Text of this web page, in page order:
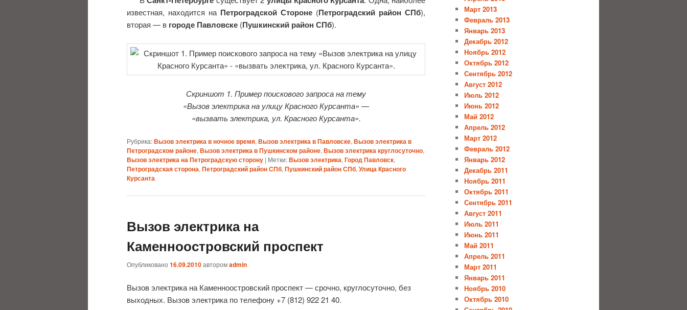
известная, находится на Петроградской Стороне (Петроградский район СПб),
вторая — в городе Павловске (Пушкинский район СПб).
Скриншот 1. Пример поискового запроса на тему
«Вызов электрика на улицу Красного Курсанта» —
«вызвать электрика, ул. Красного Курсанта».
Рубрика:Вызов электрика в ночное время,Вызов электрика в Павловске,Вызов электрика в
Петроградском районе,Вызов электрика в Пушкинском районе,Вызов электрика круглосуточно,
Вызов электрика на Петроградскую сторону | Метки:Вызов электрика,Город Павловск,
Петроградская сторона,Петроградский район СПб,Пушкинский район СПб,Улица Красного
Курсанта
Вызов электрика на
Каменноостровский проспект
Опубликовано 16.09.2010авторомadmin
Вызов электрика на Каменноостровский проспект — срочно, круглосуточно, без
выходных. Вызов электрика по телефону +7 (812) 922 21 40.
Март 2013
Февраль 2013
Январь 2013
Декабрь 2012
Ноябрь 2012
Октябрь 2012
Сентябрь 2012
Август 2012
Июль 2012
Июнь 2012
Май 2012
Апрель 2012
Март 2012
Февраль 2012
Январь 2012
Декабрь 2011
Ноябрь 2011
Октябрь 2011
Сентябрь 2011
Август 2011
Июль 2011
Июнь 2011
Май 2011
Апрель 2011
Март 2011
Январь 2011
Ноябрь 2010
Октябрь 2010